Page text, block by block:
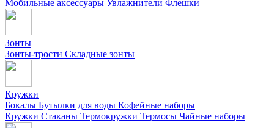
Мобильные аксессуары Увлажнители Флешки
Зонты
Зонты-трости Складные зонты
Кружки
Бокалы Бутылки для воды Кофейные наборы
Кружки Стаканы Термокружки Термосы Чайные наборы